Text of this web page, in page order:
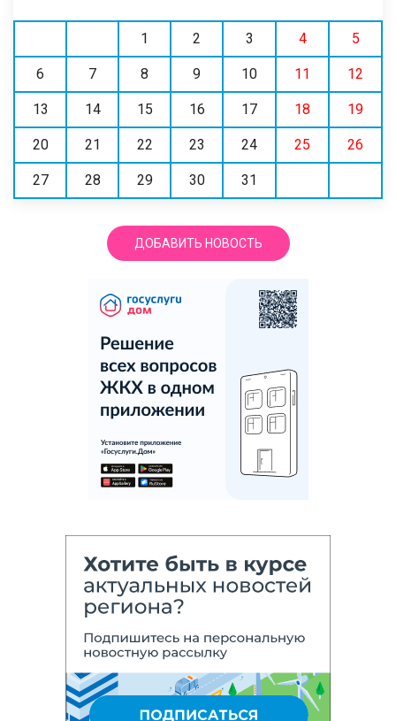
1 2 3 4 5
6 7 8 9 10 11 12
13 14 15 16 17 18 19
20 21 22 23 24 25 26
27 28 29 30 31
ДОБАВИТЬ НОВОСТЬ